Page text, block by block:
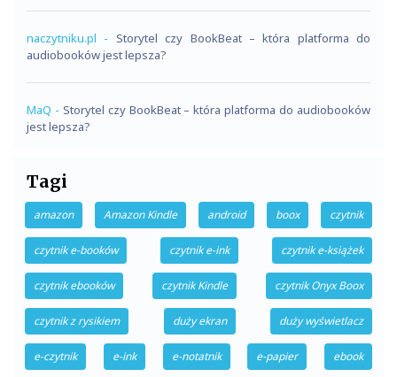
naczytniku.pl - Storytel czy BookBeat – która platforma do
audiobooków jest lepsza?
MaQ - Storytel czy BookBeat – która platforma do audiobooków
jest lepsza?
Tagi
amazon Amazon Kindle android boox czytnik
czytnik e-booków czytnik e-ink czytnik e-książek
czytnik ebooków czytnik Kindle czytnik Onyx Boox
czytnik z rysikiem duży ekran duży wyświetlacz
e-czytnik e-ink e-notatnik e-papier ebook